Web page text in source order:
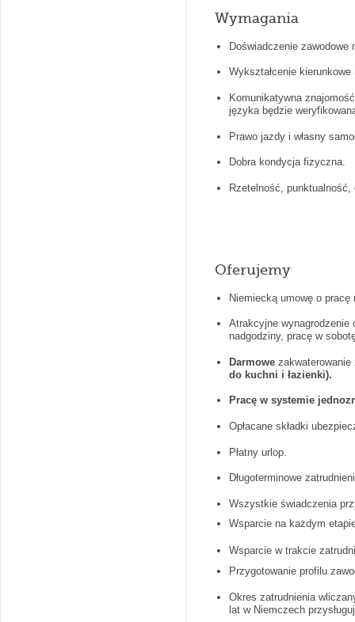
Wymagania
Doświadczenie
Wykształcenie
Komunikatywna
języka będzie
Prawo jazdy i własny
Dobra kondycja fizyczna.
Rzetelność, punktualność,
Oferujemy
Niemiecką umowę o
Atrakcyjne wynagrodzenie
nadgodziny, pracę w
Darmowezakwaterowanie
do kuchni i łazienki).
Pracę w systemie
Opłacane składki
Płatny urlop.
Długoterminowe
Wszystkie świadczenia
Wsparcie na każdym
Wsparcie w trakcie
Przygotowanie profilu
Okres zatrudnienia
lat w Niemczech